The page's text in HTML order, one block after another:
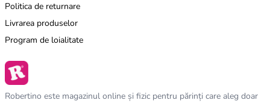
Politica de returnare
Livrarea produselor
Program de loialitate
Robertino este magazinul online și fizic pentru părinți care aleg doar